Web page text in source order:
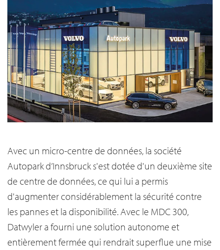
Avec un micro-centre de données, la société
Autopark d’Innsbruck s'est dotée d'un deuxième site
de centre de données, ce qui lui a permis
d'augmenter considérablement la sécurité contre
les pannes et la disponibilité. Avec le MDC 300,
Datwyler a fourni une solution autonome et
entièrement fermée qui rendrait superflue une mise